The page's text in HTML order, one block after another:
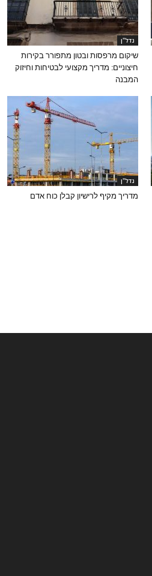
נדל''ן
שיקום מרפסות ובטון מתפורר בקירות
חיצוניים: מדריך מקצועי לבטיחות וחיזוק
המבנה
נדל''ן
מדריך מקיף לרישיון קבלן כוח אדם